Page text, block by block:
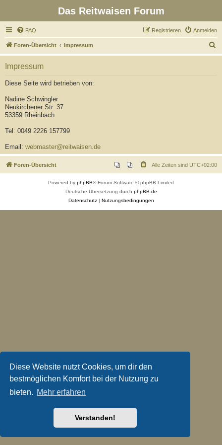
Diese Website nutzt Cookies, um dir den
bestmöglichen Komfort bei der Nutzung zu
bieten. Mehr erfahren
Verstanden!
Das Reitwaisen Forum
FAQ Anmelden
Registrieren
Foren-Übersicht Impressum
u
Impressum
Diese Seite wird betrieben von:
Nadine Schwingler
Neukirchener Str. 37
53359 Rheinbach
Tel: 0049 2226 157799
Email: webmaster@reitwaisen.de
Foren-Übersicht Alle Zeiten sind UTC+02:00
Powered by phpBB® Forum Software © phpBB Limited
Deutsche Übersetzung durch phpBB.de
Datenschutz| Nutzungsbedingungen